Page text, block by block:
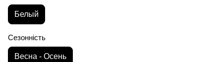
Белый
Сезонність
Весна - Осень